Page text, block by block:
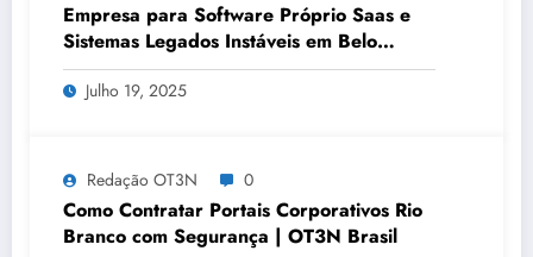
Empresa para Software Próprio Saas e
Sistemas Legados Instáveis em Belo
Horizonte | OT3N Brasil – Guia 3449
Julho 19, 2025
Redação OT3N 0
Como Contratar Portais Corporativos Rio
Branco com Segurança | OT3N Brasil